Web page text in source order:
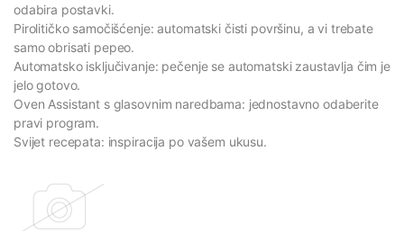
odabira postavki.
Pirolitičko samočišćenje: automatski čisti površinu, a vi trebate
samo obrisati pepeo.
Automatsko isključivanje: pečenje se automatski zaustavlja čim je
jelo gotovo.
Oven Assistant s glasovnim naredbama: jednostavno odaberite
pravi program.
Svijet recepata: inspiracija po vašem ukusu.